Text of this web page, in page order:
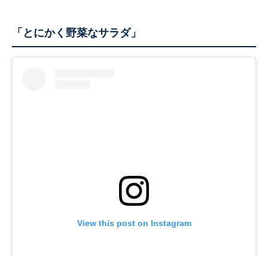
「とにかく野菜なサラダ」
View this post on Instagram